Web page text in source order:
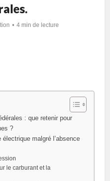
4 min de lecture
: que retenir pour
?
malgré l’absence
le carburant et la